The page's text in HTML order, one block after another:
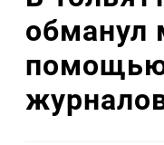
обманул
помощью